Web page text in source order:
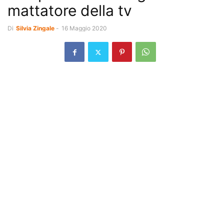
mattatore della tv
Di Silvia Zingale - 16 Maggio 2020